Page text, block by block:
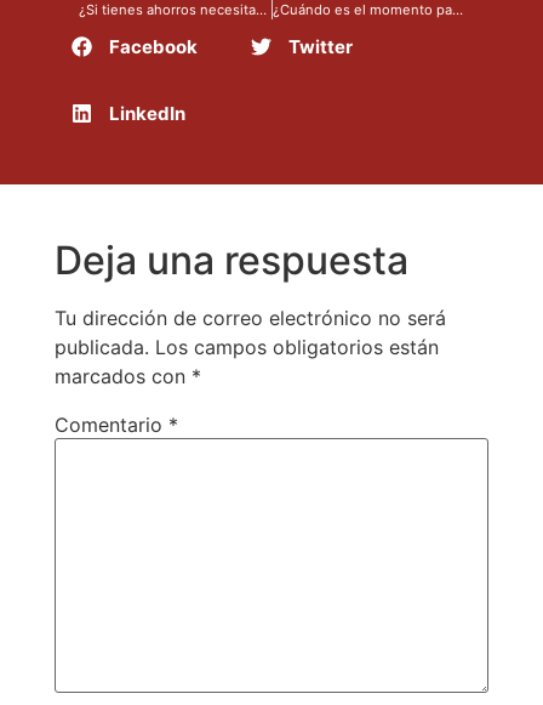
¿Si tienes ahorros necesitas un seguro? ¿Cuándo es el momento para planificar tu retiro?
Facebook Twitter
LinkedIn
Deja una respuesta
Tu dirección de correo electrónico no será
publicada. Los campos obligatorios están
marcados con *
Comentario *